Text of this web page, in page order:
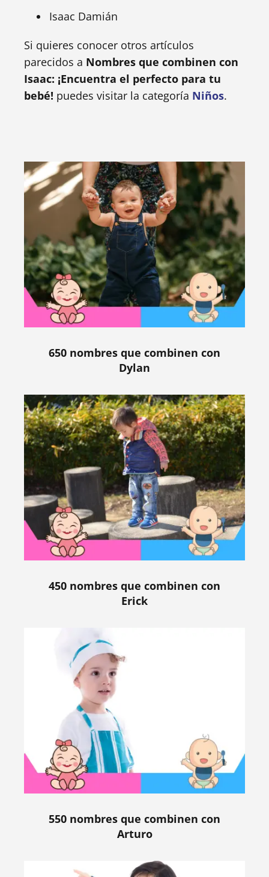
Isaac Damián
Si quieres conocer otros artículos
parecidos a Nombres que combinen con
Isaac: ¡Encuentra el perfecto para tu
bebé! puedes visitar la categoría Niños.
650 nombres que combinen con
Dylan
450 nombres que combinen con
Erick
550 nombres que combinen con
Arturo